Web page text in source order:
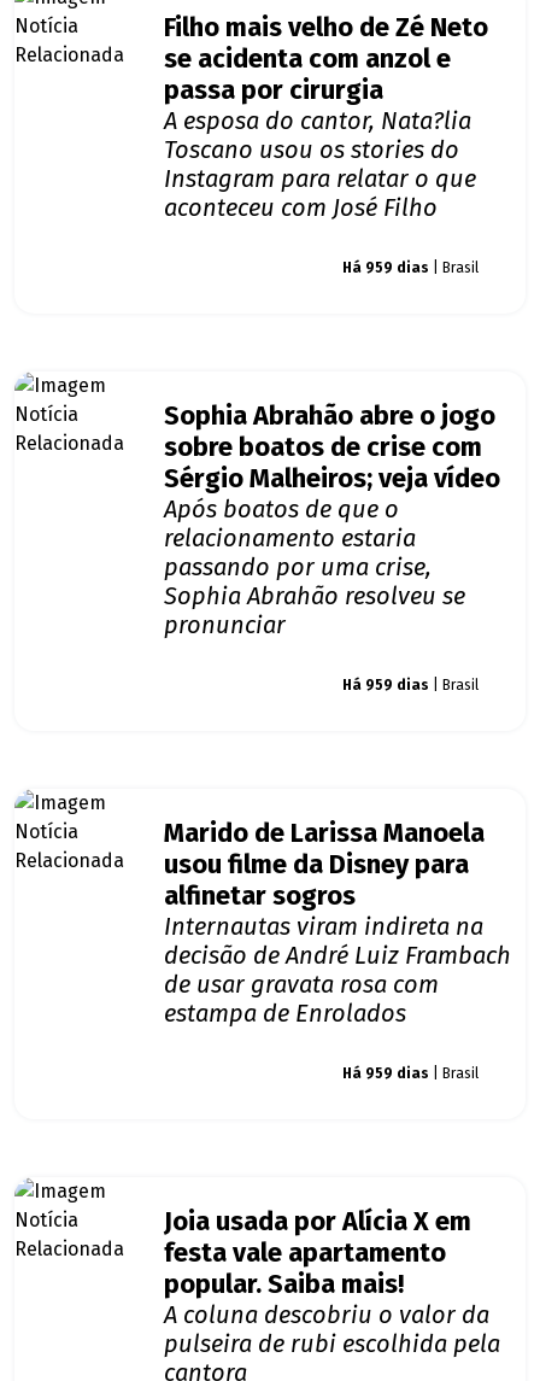
Filho mais velho de Zé Neto
se acidenta com anzol e
passa por cirurgia
A esposa do cantor, Nata?lia
Toscano usou os stories do
Instagram para relatar o que
aconteceu com José Filho
Há 959 dias | Brasil
Sophia Abrahão abre o jogo
sobre boatos de crise com
Sérgio Malheiros; veja vídeo
Após boatos de que o
relacionamento estaria
passando por uma crise,
Sophia Abrahão resolveu se
pronunciar
Há 959 dias | Brasil
Marido de Larissa Manoela
usou filme da Disney para
alfinetar sogros
Internautas viram indireta na
decisão de André Luiz Frambach
de usar gravata rosa com
estampa de Enrolados
Há 959 dias | Brasil
Joia usada por Alícia X em
festa vale apartamento
popular. Saiba mais!
A coluna descobriu o valor da
pulseira de rubi escolhida pela
cantora